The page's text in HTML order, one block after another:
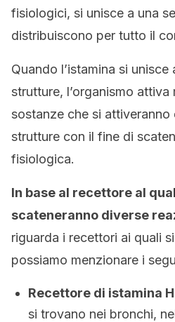
fisiologici, si unisce a una
distribuiscono per tutto il
Quando l’istamina si
strutture, l’organismo
sostanze che si attiveranno
strutture con il fine di
fisiologica.
In base al recettore al
scateneranno diverse
riguarda i recettori ai quali
possiamo menzionare i
Recettore di istamina
si trovano nei bronchi,